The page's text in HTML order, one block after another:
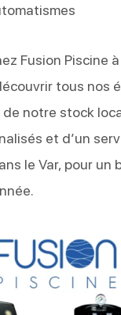
Fusion Piscine
tous nos
notre stock
et d’un
le Var, pour un